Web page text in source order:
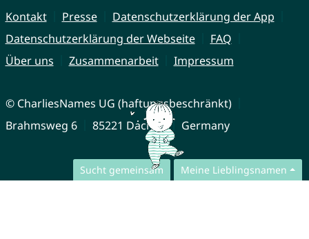
Sucht gemeinsam Meine Lieblingsnamen
Kontakt Presse
Datenschutzerklärung der App
Datenschutzerklärung der Webseite
FAQ
Über uns
Zusammenarbeit Impressum
© CharliesNames UG (haftungsbeschränkt)
Brahmsweg 6
85221 Dachau Germany